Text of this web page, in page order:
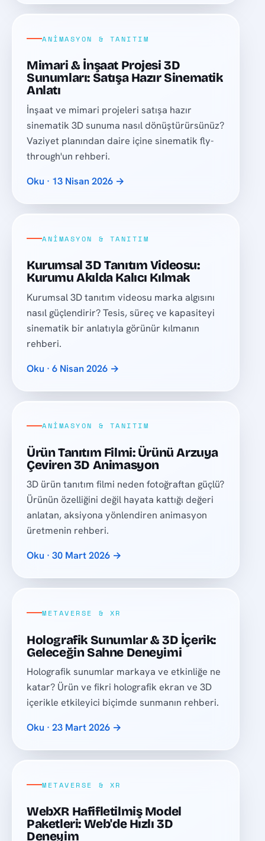
ANIMASYON & TANITIM
Mimari & İnşaat Projesi 3D
Sunumları: Satışa Hazır Sinematik
Anlatı
İnşaat ve mimari projeleri satışa hazır
sinematik 3D sunuma nasıl dönüştürürsünüz?
Vaziyet planından daire içine sinematik fly-
through'un rehberi.
Oku · 13 Nisan 2026 →
ANIMASYON & TANITIM
Kurumsal 3D Tanıtım Videosu:
Kurumu Akılda Kalıcı Kılmak
Kurumsal 3D tanıtım videosu marka algısını
nasıl güçlendirir? Tesis, süreç ve kapasiteyi
sinematik bir anlatıyla görünür kılmanın
rehberi.
Oku · 6 Nisan 2026 →
ANIMASYON & TANITIM
Ürün Tanıtım Filmi: Ürünü Arzuya
Çeviren 3D Animasyon
3D ürün tanıtım filmi neden fotoğraftan güçlü?
Ürünün özelliğini değil hayata kattığı değeri
anlatan, aksiyona yönlendiren animasyon
üretmenin rehberi.
Oku · 30 Mart 2026 →
METAVERSE & XR
Holografik Sunumlar & 3D İçerik:
Geleceğin Sahne Deneyimi
Holografik sunumlar markaya ve etkinliğe ne
katar? Ürün ve fikri holografik ekran ve 3D
içerikle etkileyici biçimde sunmanın rehberi.
Oku · 23 Mart 2026 →
METAVERSE & XR
WebXR Hafifletilmiş Model
Paketleri: Web'de Hızlı 3D
Deneyim